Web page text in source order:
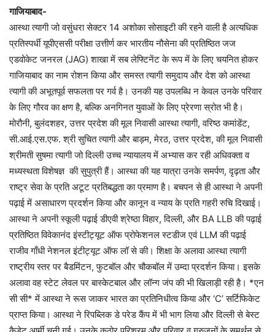
गाजियाबाद-
आस्था त्यागी जो वसुंधरा सेक्टर 14 अशोका सोसाइटी की रहने वाली है अत्यधिक
प्रतिस्पर्धी यूपीएससी परीक्षा उत्तीर्ण कर भारतीय नौसेना की प्रतिष्ठित जज
एडवोकेट जनरल (JAG) शाखा में सब लेफ्टिनेंट के रूप में के लिए चयनित होकर
गाजियाबाद का नाम रोशन किया और समस्त त्यागी समुदाय और देश को आस्था
त्यागी की अभूतपूर्व सफलता पर गर्व है। उनकी यह उपलब्धि न केवल उनके परिवार
के लिए गौरव का क्षण है, बल्कि अनगिनत युवाओं के लिए प्रेरणा स्रोत भी है।
मोरौनी, बुलंदशहर, उत्तर प्रदेश की मूल निवासी आस्था त्यागी, वरिष्ठ कमांडेंट,
सी.आई.एस.एफ. श्री सुचित त्यागी और बाड़म, मेरठ, उत्तर प्रदेश, की मूल निवासी
श्रीमती सुषमा त्यागी जो दिल्ली उच्च न्यायालय में अभ्यास कर रही अधिवक्ता व
मध्यस्थता विशेषज्ञ की सुपुत्री हैं। आस्था की यह यात्रा उनके समर्पण, दृढ़ता और
राष्ट्र सेवा के प्रति अटूट प्रतिबद्धता का प्रमाण है। बचपन से ही आस्था ने अपनी
पढ़ाई में असाधारण प्रदर्शन किया और कानून व न्याय के प्रति गहरी रुचि दिखाई।
आस्था ने अपनी स्कूली पढ़ाई डीएवी श्रेष्ठा विहार, दिल्ली, और BA LLB की पढ़ाई
प्रतिष्ठित विवेकानंद इंस्टीट्यूट ऑफ प्रोफेशनल स्टडीज एवं LLM की पढ़ाई
राजीव गाँधी नेशनल इंटीट्यूट ऑफ लॉ से की। शिक्षा के अलावा आस्था त्यागी
राष्ट्रीय स्तर पर बैडमिंटन, फुटबॉल और चौकबॉल में उम्दा प्रदर्शन किया। इसके
अलावा वह स्टेट लेवल पर बास्केटबाल और लॉन्ग जंप की भी खिलाड़ी रही है। *एन
सी सी* में आस्था ने रूस जाकर भारत का प्रतिनिधीत्व किया और ‘C’ सर्टिफिकेट
प्राप्त किया। आस्था ने रिपब्लिक डे परेड कैंप में भी भाग लिया और दिल्ली से बेस्ट